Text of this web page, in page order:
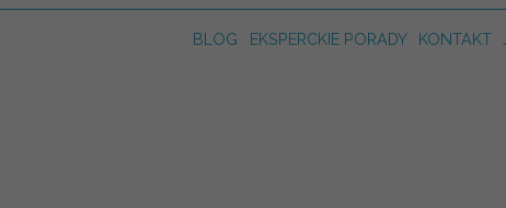
BLOG EKSPERCKIE PORADY KONTAKT